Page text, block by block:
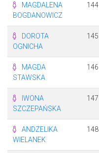
MAGDALENA
BOGDANOWICZ
144
DOROTA
OGNICHA
145
MAGDA
STAWSKA
146
IWONA
SZCZEPAŃSKA
147
ANDZELIKA
WIELANEK
148